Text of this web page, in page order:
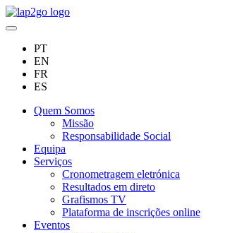
PT
EN
FR
ES
Quem Somos
Missão
Responsabilidade Social
Equipa
Serviços
Cronometragem eletrónica
Resultados em direto
Grafismos TV
Plataforma de inscrições online
Eventos